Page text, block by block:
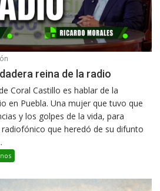
reina de la radio
Coral Castillo es hablar de la
en Puebla. Una mujer que tuvo que
y los golpes de la vida, para
que heredó de su difunto